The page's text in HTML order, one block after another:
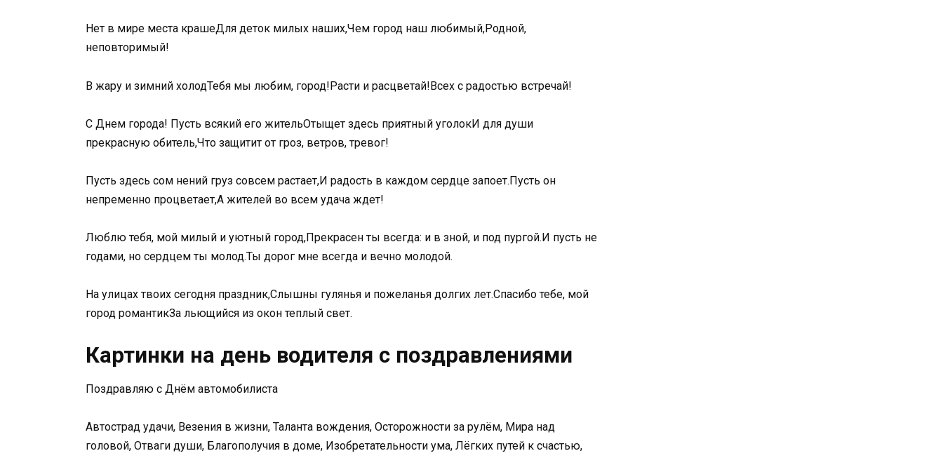
Нет в мире места крашеДля деток милых наших,Чем город наш любимый,Родной,
неповторимый!
В жару и зимний холодТебя мы любим, город!Расти и расцветай!Всех с радостью встречай!
С Днем города! Пусть всякий его жительОтыщет здесь приятный уголокИ для души
прекрасную обитель,Что защитит от гроз, ветров, тревог!
Пусть здесь сом нений груз совсем растает,И радость в каждом сердце запоет.Пусть он
непременно процветает,А жителей во всем удача ждет!
Люблю тебя, мой милый и уютный город,Прекрасен ты всегда: и в зной, и под пургой.И пусть не
годами, но сердцем ты молод.Ты дорог мне всегда и вечно молодой.
На улицах твоих сегодня праздник,Слышны гулянья и пожеланья долгих лет.Спасибо тебе, мой
город романтикЗа льющийся из окон теплый свет.
Картинки на день водителя с поздравлениями
Поздравляю с Днём автомобилиста
Автострад удачи, Везения в жизни, Таланта вождения, Осторожности за рулём, Мира над
головой, Отваги души, Благополучия в доме, Изобретательности ума, Лёгких путей к счастью,